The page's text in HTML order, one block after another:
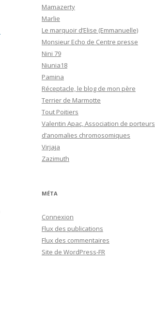
Mamazerty
Marlie
Le marquoir d’Elise (Emmanuelle)
Monsieur Echo de Centre presse
Nini 79
Niunia18
Pamina
Réceptacle, le blog de mon père
Terrier de Marmotte
Tout Poitiers
Valentin Apac, Association de porteurs
d’anomalies chromosomiques
Virjaja
Zazimuth
MÉTA
Connexion
Flux des publications
Flux des commentaires
Site de WordPress-FR